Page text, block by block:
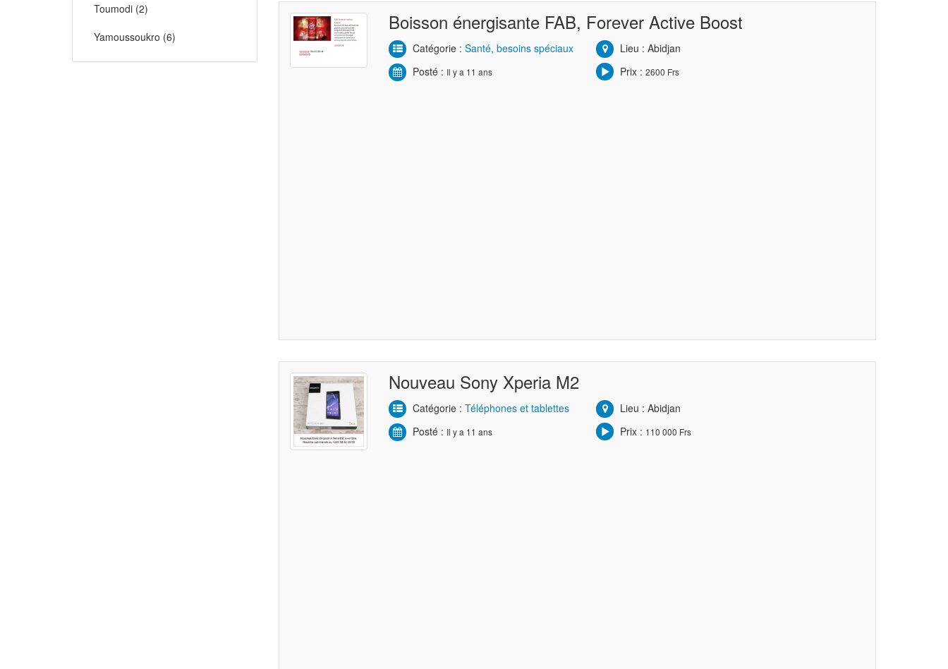
Toumodi (2)
Yamoussoukro (6)
Boisson énergisante FAB, Forever Active Boost
Catégorie :Santé, besoins spéciaux
Lieu : Abidjan
Posté : Il y a 11 ans Prix :2600 Frs
Nouveau Sony Xperia M2
Catégorie :Téléphones et tablettes
Lieu : Abidjan
Posté : Il y a 11 ans Prix : 110 000 Frs